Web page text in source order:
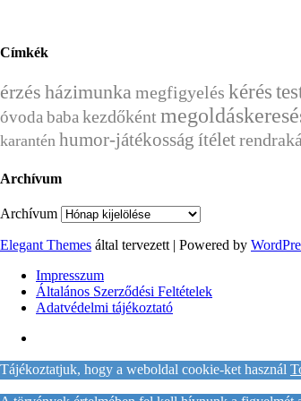
Címkék
érzés házimunkamegfigyelés kérés
óvodababakezdőként
karantén humor-játékosság ítélet
Archívum
Archívum
Elegant Themes által tervezett | Powered by
Impresszum
Általános Szerződési Feltételek
Adatvédelmi tájékoztató
Tájékoztatjuk, hogy a weboldal cookie-ket használ